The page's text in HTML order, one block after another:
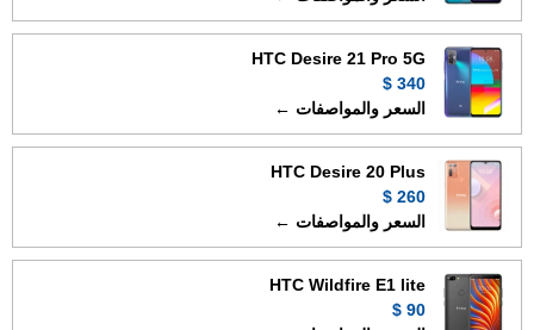
HTC Desire 21 Pro 5G
340 $
السعر والمواصفات ←
HTC Desire 20 Plus
260 $
السعر والمواصفات ←
HTC Wildfire E1 lite
90 $